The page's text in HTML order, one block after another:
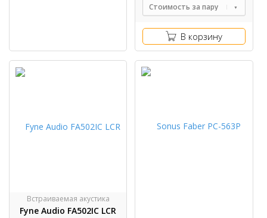
Стоимость за пару
В корзину
Встраиваемая акустика
Fyne Audio FA502IC LCR